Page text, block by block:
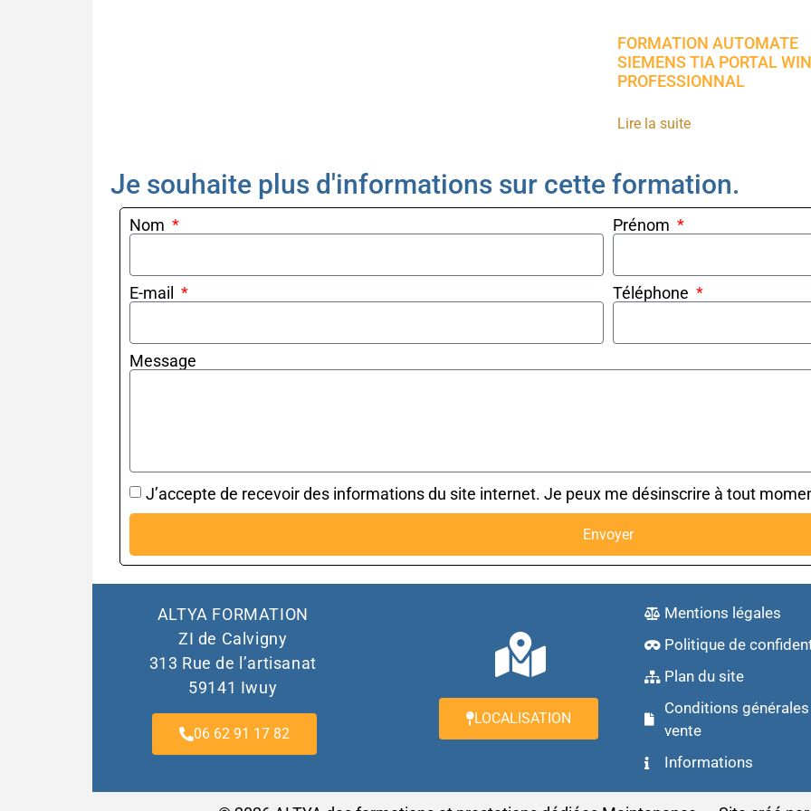
FORMATION AUTOMATE
SIEMENS TIA PORTAL
PROFESSIONNAL
Lire la suite
Je souhaite plus d'informations sur cette formation.
Nom Prénom
E-mail Téléphone
Message
J’accepte de recevoir des informations du site internet. Je peux me désinscrire à tout
Envoyer
ALTYA FORMATION
ZI de Calvigny
313 Rue de l’artisanat
59141 Iwuy
06 62 91 17 82
LOCALISATION
Mentions légales
Politique de
Plan du site
Conditions
vente
Informations